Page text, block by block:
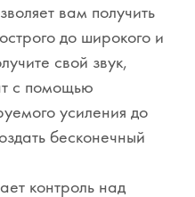
вам получить
до широкого и
свой звук,
с помощью
усиления до
бесконечный
контроль над